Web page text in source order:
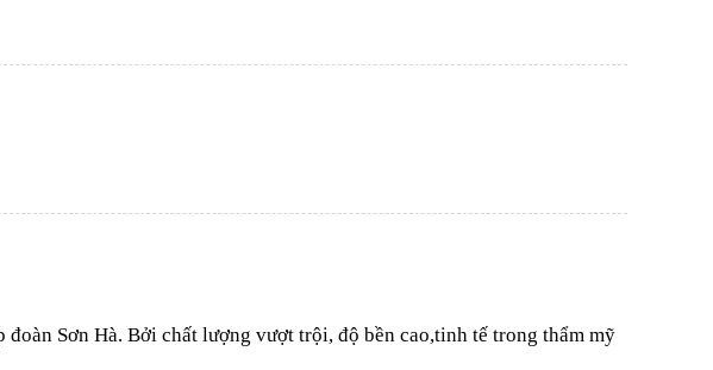
Sơn Hà. Bởi chất lượng vượt trội, độ bền cao,tinh tế trong thẩm mỹ